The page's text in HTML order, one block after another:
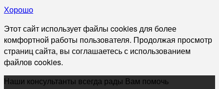
Хорошо
Этот сайт использует файлы cookies для более
комфортной работы пользователя. Продолжая просмотр
страниц сайта, вы соглашаетесь с использованием
файлов cookies.
Наши консультанты всегда рады Вам помочь